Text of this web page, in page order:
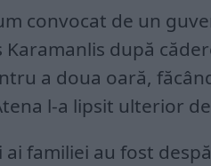
convocat de un
după
a doua oară,
l-a lipsit ulterior
familiei au fost